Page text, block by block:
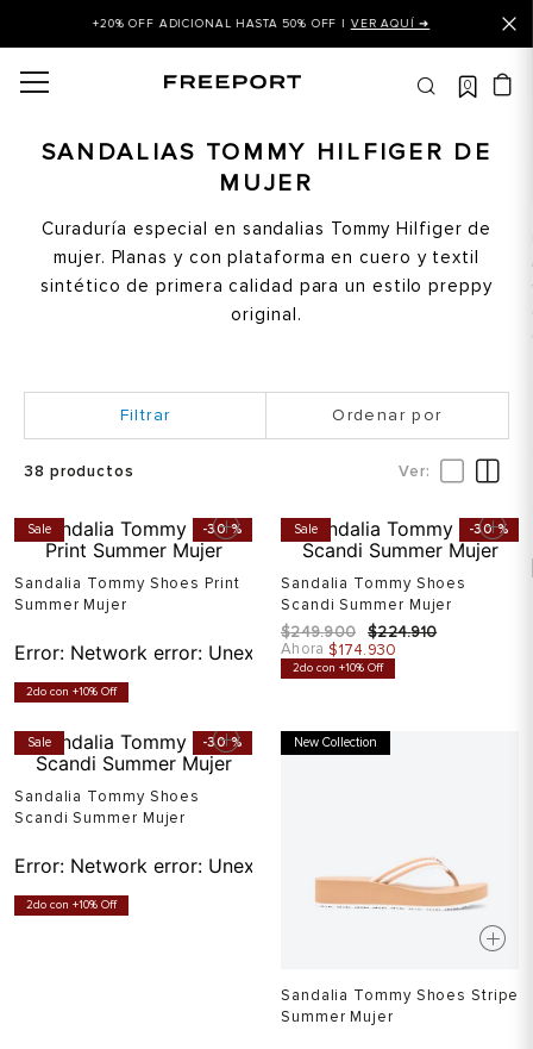
+20% OFF ADICIONAL HASTA 50% OFF | VER AQUÍ ➜
0
SANDALIAS TOMMY HILFIGER DE
MUJER
Curaduría especial en sandalias Tommy Hilfiger de
mujer. Planas y con plataforma en cuero y textil
sintético de primera calidad para un estilo preppy
original.
Ordenar por
38 productos
Sale -30 %
Sandalia Tommy Shoes Print
Summer Mujer
Error: Network error: Unexpected token T in JSON at
2do con +10% Off
Sale -30 %
Sandalia Tommy Shoes
Scandi Summer Mujer
$249.900 $224.910
Ahora $174.930
2do con +10% Off
Sale -30 %
Sandalia Tommy Shoes
Scandi Summer Mujer
Error: Network error: Unexpected token T in JSON at
2do con +10% Off
New Collection
Sandalia Tommy Shoes Stripe
Summer Mujer
balance
balance 327
klein
balance 574
mujer